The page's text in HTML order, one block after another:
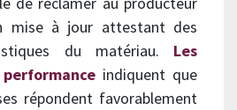
mise à jour attestant des
du matériau. Les
indiquent que
répondent favorablement